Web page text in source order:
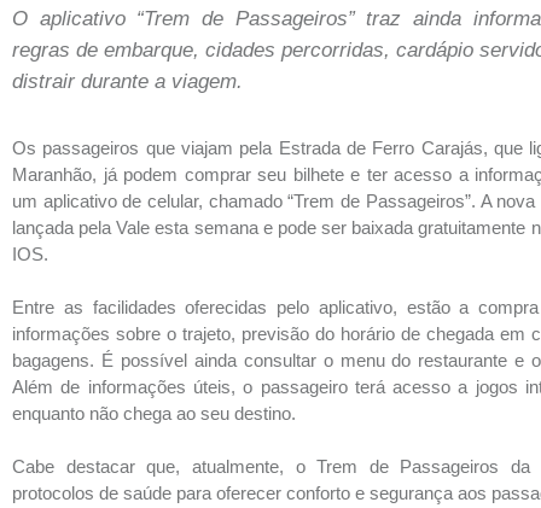
O aplicativo “Trem de Passageiros” traz ainda
regras de embarque, cidades percorridas, cardápio
distrair durante a viagem.
Os passageiros que viajam pela Estrada de Ferro Carajás, que
Maranhão, já podem comprar seu bilhete e ter acesso a
um aplicativo de celular, chamado “Trem de Passageiros”. A
lançada pela Vale esta semana e pode ser baixada gratuitamente
IOS.
Entre as facilidades oferecidas pelo aplicativo, estão a
informações sobre o trajeto, previsão do horário de chegada em
bagagens. É possível ainda consultar o menu do restaurante e
Além de informações úteis, o passageiro terá acesso a jogos
enquanto não chega ao seu destino.
Cabe destacar que, atualmente, o Trem de Passageiros da
protocolos de saúde para oferecer conforto e segurança aos